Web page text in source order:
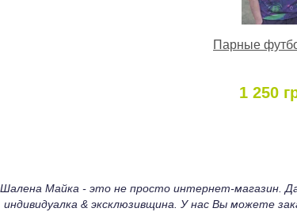
Парные
1 250
Шалена Майка - это не просто интернет-магазин.
индивидуалка & эксклюзивщина. У нас Вы можете